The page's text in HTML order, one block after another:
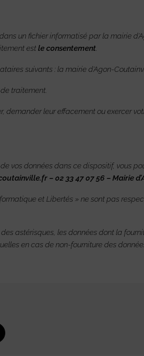
un fichier informatisé par la mairie
estle consentement
suivants : la mairie d’Agon-
traitement.
demander leur effacement ou exercer
vos données dans ce dispositif, vous
– 02 33 47 07 56 – Mairie
et Libertés » ne sont pas
astérisques, les données dont la
en cas de non-fourniture des